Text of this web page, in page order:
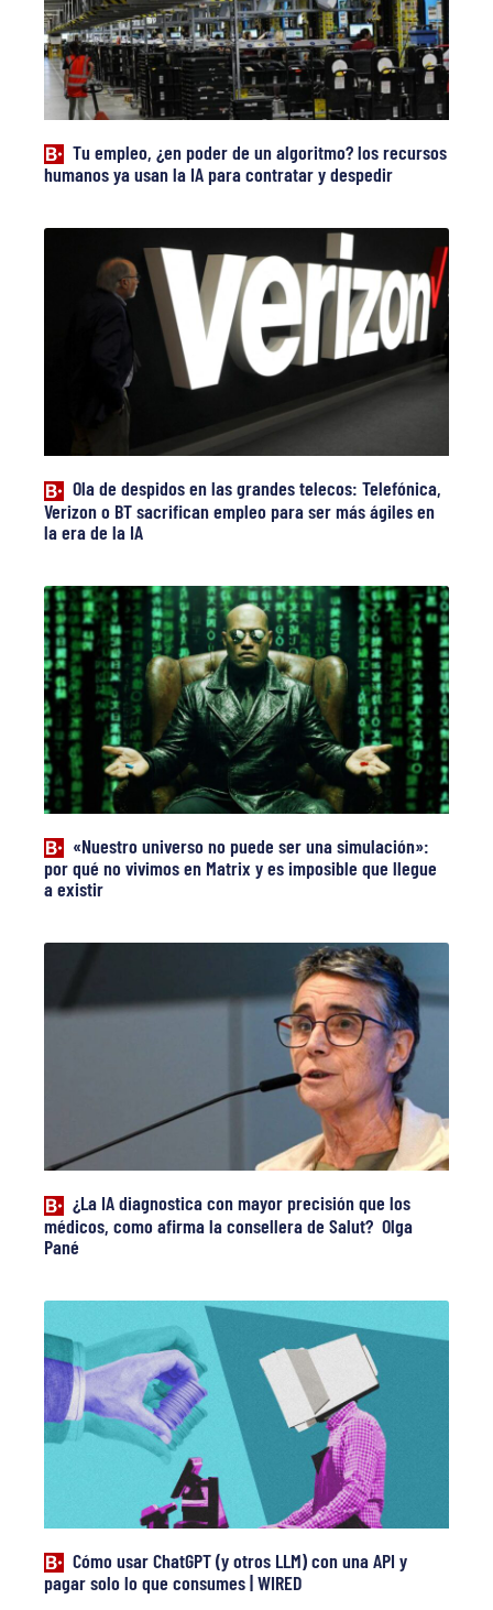
Tu empleo, ¿en poder de un algoritmo? los recursos
humanos ya usan la IA para contratar y despedir
Ola de despidos en las grandes telecos: Telefónica,
Verizon o BT sacrifican empleo para ser más ágiles en
la era de la IA
«Nuestro universo no puede ser una simulación»:
por qué no vivimos en Matrix y es imposible que llegue
a existir
¿La IA diagnostica con mayor precisión que los
médicos, como afirma la consellera de Salut? Olga
Pané
Cómo usar ChatGPT (y otros LLM) con una API y
pagar solo lo que consumes | WIRED